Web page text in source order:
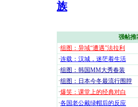
族
强帖推
·组图：异域“遭遇”法拉利
·连载：汉城，迷茫着生活
·组图：韩国MM大秀春装
·组图：日本今冬最流行围脖
·爆笑：课堂上的经典对白
·各国老公戴绿帽后的反应